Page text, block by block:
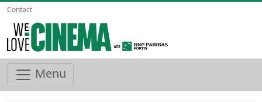
Contact
Menu